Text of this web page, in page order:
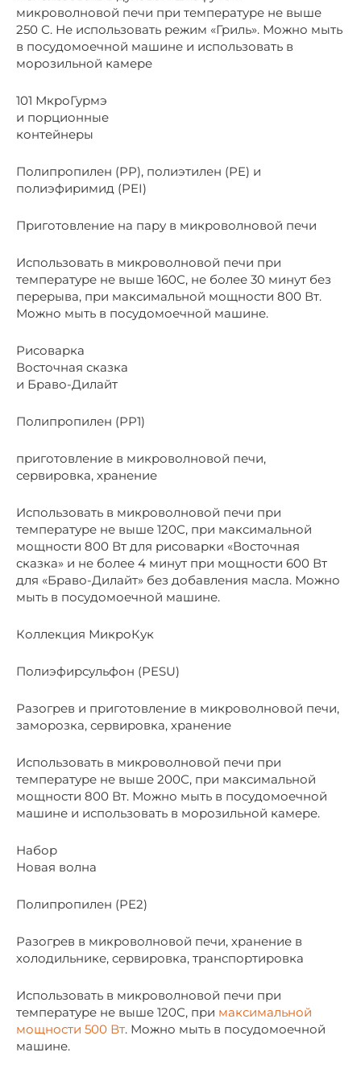
микроволновой печи при температуре не выше
250 С. Не использовать режим «Гриль». Можно мыть
в посудомоечной машине и использовать в
морозильной камере
101 МкроГурмэ
и порционные
контейнеры
Полипропилен (PP), полиэтилен (PE) и
полиэфиримид (PEI)
Приготовление на пару в микроволновой печи
Использовать в микроволновой печи при
температуре не выше 160С, не более 30 минут без
перерыва, при максимальной мощности 800 Вт.
Можно мыть в посудомоечной машине.
Рисоварка
Восточная сказка
и Браво-Дилайт
Полипропилен (PP1)
приготовление в микроволновой печи,
сервировка, хранение
Использовать в микроволновой печи при
температуре не выше 120С, при максимальной
мощности 800 Вт для рисоварки «Восточная
сказка» и не более 4 минут при мощности 600 Вт
для «Браво-Дилайт» без добавления масла. Можно
мыть в посудомоечной машине.
Коллекция МикроКук
Полиэфирсульфон (PESU)
Разогрев и приготовление в микроволновой печи,
заморозка, сервировка, хранение
Использовать в микроволновой печи при
температуре не выше 200С, при максимальной
мощности 800 Вт. Можно мыть в посудомоечной
машине и использовать в морозильной камере.
Набор
Новая волна
Полипропилен (PE2)
Разогрев в микроволновой печи, хранение в
холодильнике, cервировка, транспортировка
Использовать в микроволновой печи при
температуре не выше 120С, при максимальной
мощности 500 Вт. Можно мыть в посудомоечной
машине.